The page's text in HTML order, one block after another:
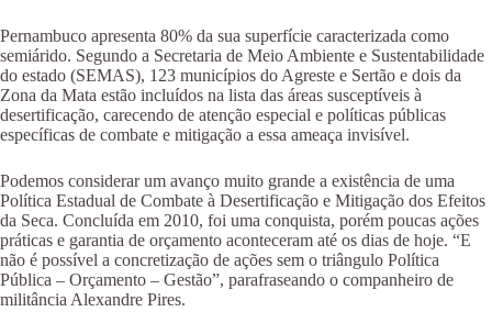
Pernambuco apresenta 80% da sua superfície caracterizada como
semiárido. Segundo a Secretaria de Meio Ambiente e Sustentabilidade
do estado (SEMAS), 123 municípios do Agreste e Sertão e dois da
Zona da Mata estão incluídos na lista das áreas susceptíveis à
desertificação, carecendo de atenção especial e políticas públicas
específicas de combate e mitigação a essa ameaça invisível.
Podemos considerar um avanço muito grande a existência de uma
Política Estadual de Combate à Desertificação e Mitigação dos Efeitos
da Seca. Concluída em 2010, foi uma conquista, porém poucas ações
práticas e garantia de orçamento aconteceram até os dias de hoje. “E
não é possível a concretização de ações sem o triângulo Política
Pública – Orçamento – Gestão”, parafraseando o companheiro de
militância Alexandre Pires.